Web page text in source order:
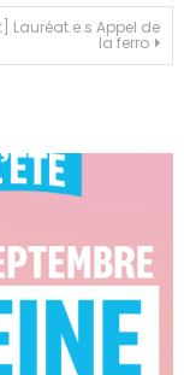
Lauréat.e.s Appel de
la ferro